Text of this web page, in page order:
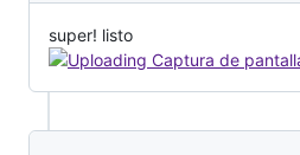
super! listo